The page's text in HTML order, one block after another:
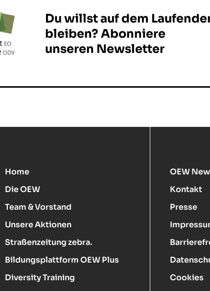
Du willst auf dem
bleiben? Abonniere
unseren Newsletter
Home
Die OEW
Team & Vorstand
Unsere Aktionen
Straßenzeitung zebra.
Bildungsplattform OEW Plus
Diversity Training
OEW
Kontakt
Presse
Cookies